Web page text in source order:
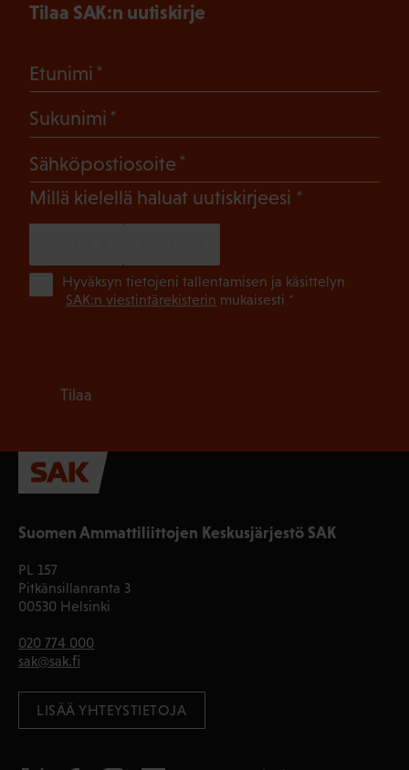
Suomen Ammattiliittojen Keskusjärjestö SAK
PL 157
Pitkänsillanranta 3
00530 Helsinki
020 774 000
sak@sak.fi
LISÄÄ YHTEYSTIETOJA
Tilaa SAK:n uutiskirje
Etunimi
Sukunimi
Sähköpostiosoite
Millä kielellä haluat uutiskirjeesi (Pakollinen)
Hyväksyn tietojeni tallentamisen ja käsittelyn
SAK:n viestintärekisterin mukaisesti *
Tilaa